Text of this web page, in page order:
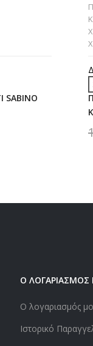
SABINO
Ο
Ο λογαριασμός
Ιστορικό